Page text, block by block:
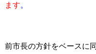
ます。
前市長の方針をベースに